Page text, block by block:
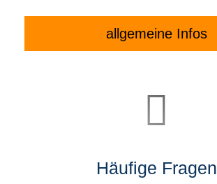
allgemeine Infos
Häufige Fragen